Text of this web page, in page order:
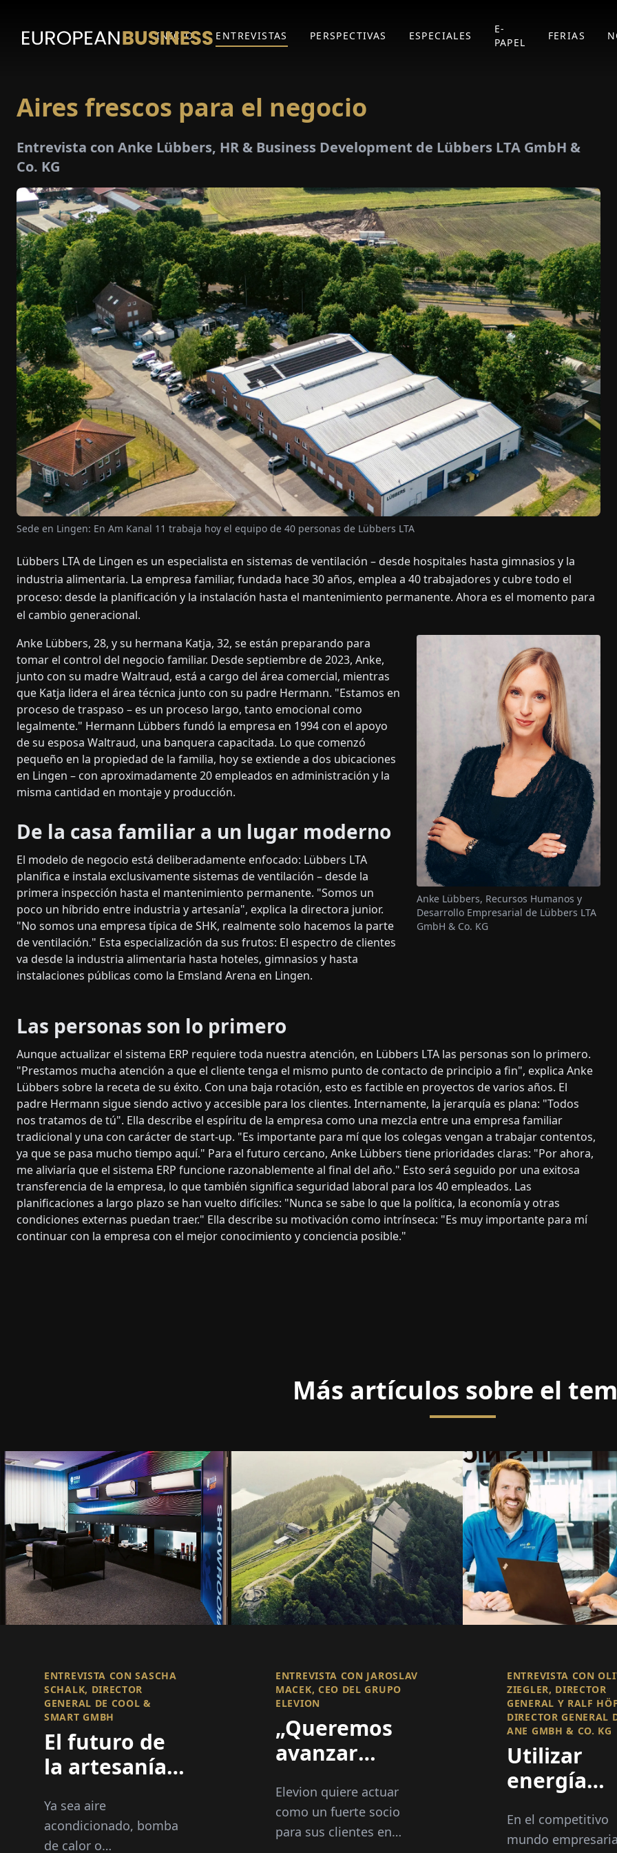
INICIO ENTREVISTAS PERSPECTIVAS ESPECIALES
E-
PAPEL
FERIAS
Aires frescos para el negocio
Entrevista con Anke Lübbers, HR & Business Development de Lübbers LTA GmbH &
Co. KG
Sede en Lingen: En Am Kanal 11 trabaja hoy el equipo de 40 personas de Lübbers LTA
Lübbers LTA de Lingen es un especialista en sistemas de ventilación – desde hospitales hasta gimnasios y la
industria alimentaria. La empresa familiar, fundada hace 30 años, emplea a 40 trabajadores y cubre todo el
proceso: desde la planificación y la instalación hasta el mantenimiento permanente. Ahora es el momento para
el cambio generacional.
Anke Lübbers, 28, y su hermana Katja, 32, se están preparando para
tomar el control del negocio familiar. Desde septiembre de 2023, Anke,
junto con su madre Waltraud, está a cargo del área comercial, mientras
que Katja lidera el área técnica junto con su padre Hermann. "Estamos en
proceso de traspaso – es un proceso largo, tanto emocional como
legalmente." Hermann Lübbers fundó la empresa en 1994 con el apoyo
de su esposa Waltraud, una banquera capacitada. Lo que comenzó
pequeño en la propiedad de la familia, hoy se extiende a dos ubicaciones
en Lingen – con aproximadamente 20 empleados en administración y la
misma cantidad en montaje y producción.
De la casa familiar a un lugar moderno
El modelo de negocio está deliberadamente enfocado: Lübbers LTA
planifica e instala exclusivamente sistemas de ventilación – desde la
primera inspección hasta el mantenimiento permanente. "Somos un
poco un híbrido entre industria y artesanía", explica la directora junior.
"No somos una empresa típica de SHK, realmente solo hacemos la parte
de ventilación." Esta especialización da sus frutos: El espectro de clientes
va desde la industria alimentaria hasta hoteles, gimnasios y hasta
instalaciones públicas como la Emsland Arena en Lingen.
Anke Lübbers, Recursos Humanos y
Desarrollo Empresarial de Lübbers LTA
GmbH & Co. KG
Las personas son lo primero
Aunque actualizar el sistema ERP requiere toda nuestra atención, en Lübbers LTA las personas son lo primero.
"Prestamos mucha atención a que el cliente tenga el mismo punto de contacto de principio a fin", explica Anke
Lübbers sobre la receta de su éxito. Con una baja rotación, esto es factible en proyectos de varios años. El
padre Hermann sigue siendo activo y accesible para los clientes. Internamente, la jerarquía es plana: "Todos
nos tratamos de tú". Ella describe el espíritu de la empresa como una mezcla entre una empresa familiar
tradicional y una con carácter de start-up. "Es importante para mí que los colegas vengan a trabajar contentos,
ya que se pasa mucho tiempo aquí." Para el futuro cercano, Anke Lübbers tiene prioridades claras: "Por ahora,
me aliviaría que el sistema ERP funcione razonablemente al final del año." Esto será seguido por una exitosa
transferencia de la empresa, lo que también significa seguridad laboral para los 40 empleados. Las
planificaciones a largo plazo se han vuelto difíciles: "Nunca se sabe lo que la política, la economía y otras
condiciones externas puedan traer." Ella describe su motivación como intrínseca: "Es muy importante para mí
continuar con la empresa con el mejor conocimiento y conciencia posible."
Más artículos sobre el
ENTREVISTA CON SASCHA
SCHALK, DIRECTOR
GENERAL DE COOL &
SMART GMBH
El futuro de
la artesanía
Ya sea aire
acondicionado, bomba
de calor o
ENTREVISTA CON JAROSLAV
MACEK, CEO DEL GRUPO
ELEVION
„Queremos
avanzar
nuestra
tecnología“
Elevion quiere actuar
como un fuerte socio
para sus clientes en
ENTREVISTA CON
ZIEGLER, DIRECTOR
GENERAL Y RALF
DIRECTOR GENERAL
ANE GMBH & CO. KG
Utilizar
energía
manera
En el competitivo
mundo